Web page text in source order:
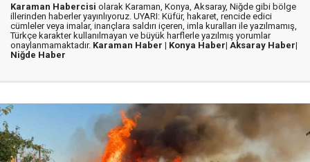
Karaman Habercisi olarak Karaman, Konya, Aksaray, Niğde gibi bölge
illerinden haberler yayınlıyoruz. UYARI: Küfür, hakaret, rencide edici
cümleler veya imalar, inançlara saldırı içeren, imla kuralları ile yazılmamış,
Türkçe karakter kullanılmayan ve büyük harflerle yazılmış yorumlar
onaylanmamaktadır. Karaman Haber | Konya Haber| Aksaray Haber|
Niğde Haber